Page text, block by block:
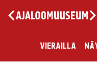
VIERAILLA